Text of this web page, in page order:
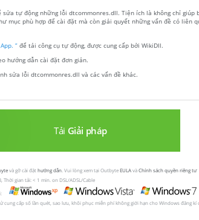
sửa tự động những lỗi dtcommonres.dll. Tiện ích là không chỉ
mục phù hợp để cài đặt mà còn giải quyết những vấn đề có liên
” để tải công cụ tự động, được cung cấp bởi WikiDll.
hướng dẫn cài đặt đơn giản.
sửa lỗi dtcommonres.dll và các vấn đề khác.
Tải Giải pháp
và gỡ cài đặt hướng dẫn . Vui lòng xem tại OutbyteEULAvàChính sách quyền riêng tư
Thời gian tải: < 1 min. on DSL/ADSL/Cable
cung cấp số lần quét, sao lưu, khôi phục miễn phí không giới hạn cho Windows đăng kí